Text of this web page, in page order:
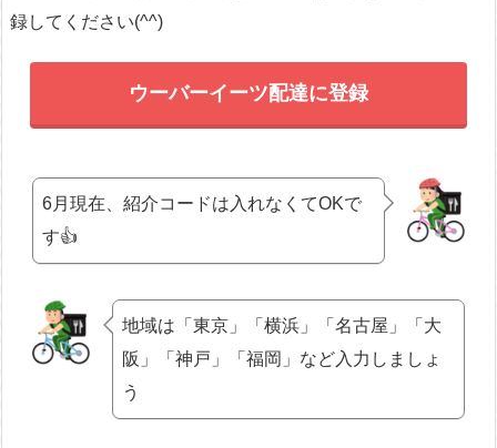
録してください(^^)
ウーバーイーツ配達に登録
6月現在、紹介コードは入れなくてOKで
す👍
地域は「東京」「横浜」「名古屋」「大
阪」「神戸」「福岡」など入力しましょ
う